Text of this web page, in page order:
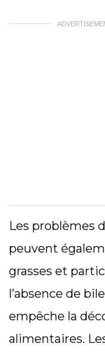
Les problèmes
peuvent
grasses et
l’absence de
empêche la
alimentaires.